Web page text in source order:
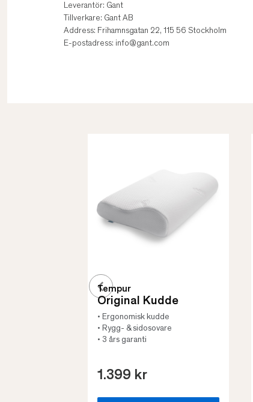
Leverantör: Gant
Tillverkare: Gant AB
Address: Frihamnsgatan 22, 115 56 Stockholm
E-postadress: info@gant.com
Tempur
Original Kudde
• Ergonomisk kudde
• Rygg- & sidosovare
• 3 års garanti
1.399 kr